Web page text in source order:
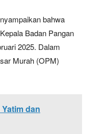
bahwa
Badan Pangan
2025. Dalam
Murah (OPM)
dan